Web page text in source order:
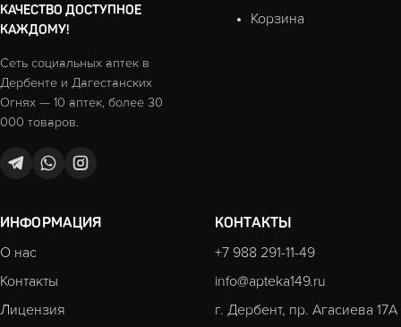
КАЧЕСТВО ДОСТУПНОЕ
КАЖДОМУ!
Сеть социальных аптек в
Дербенте и Дагестанских
Огнях — 10 аптек, более 30
000 товаров.
Корзина
ИНФОРМАЦИЯ
О нас
Контакты
Лицензия
КОНТАКТЫ
+7 988 291-11-49
info@apteka149.ru
г. Дербент, пр. Агасиева 17А